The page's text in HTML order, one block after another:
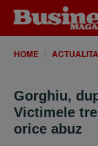
HOME
Gorghiu,
Victimele
orice abuz